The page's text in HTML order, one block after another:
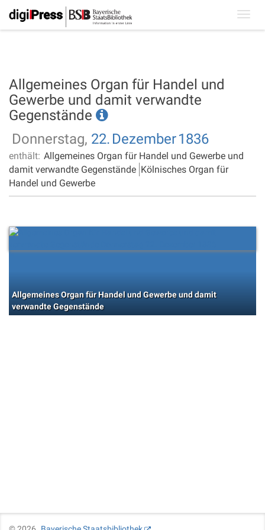
Allgemeines Organ für Handel und
Gewerbe und damit verwandte
Gegenstände
Donnerstag, 22. Dezember1836
enthält: Allgemeines Organ für Handel und Gewerbe und
damit verwandte Gegenstände Kölnisches Organ für
Handel und Gewerbe
Allgemeines Organ für Handel und Gewerbe und damit
verwandte Gegenstände